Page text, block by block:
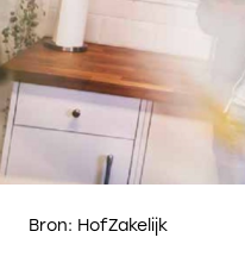
Bron: HofZakelijk